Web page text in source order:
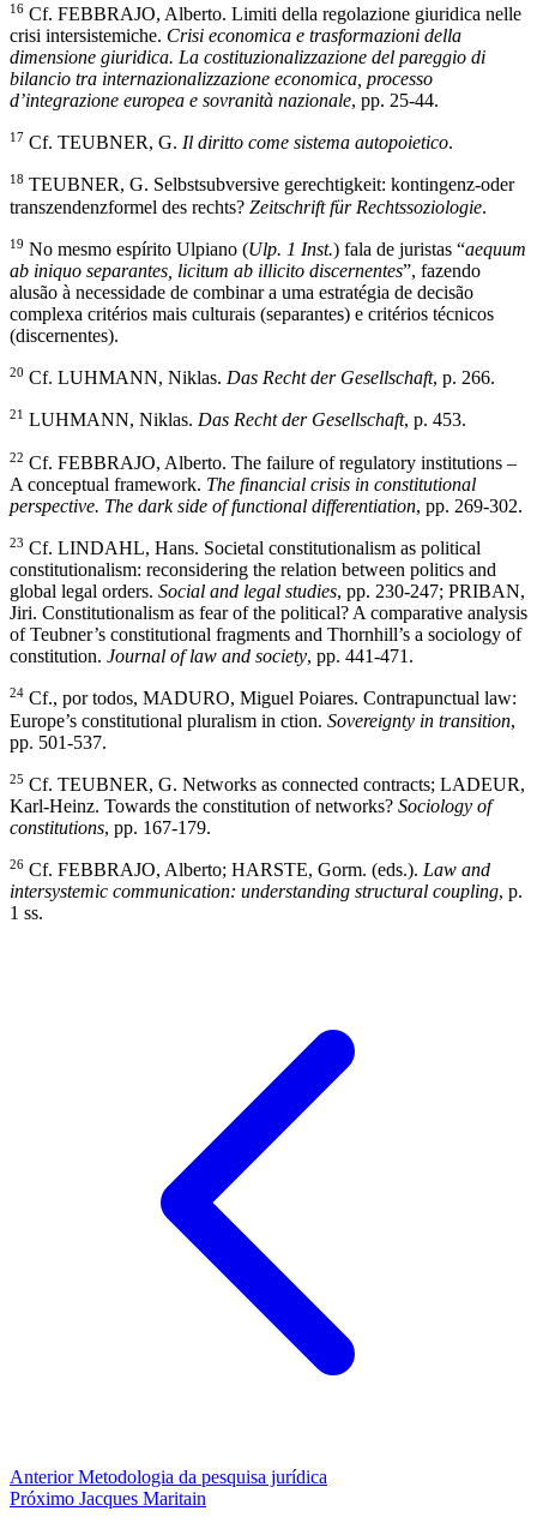
16 Cf. FEBBRAJO, Alberto. Limiti della regolazione giuridica nelle
crisi intersistemiche. Crisi economica e trasformazioni della
dimensione giuridica. La costituzionalizzazione del pareggio di
bilancio tra internazionalizzazione economica, processo
d’integrazione europea e sovranità nazionale, pp. 25-44.
17 Cf. TEUBNER, G. Il diritto come sistema autopoietico.
18 TEUBNER, G. Selbstsubversive gerechtigkeit: kontingenz-oder
transzendenzformel des rechts? Zeitschrift für Rechtssoziologie.
19 No mesmo espírito Ulpiano (Ulp. 1 Inst.) fala de juristas “aequum
ab iniquo separantes, licitum ab illicito discernentes”, fazendo
alusão à necessidade de combinar a uma estratégia de decisão
complexa critérios mais culturais (separantes) e critérios técnicos
(discernentes).
20 Cf. LUHMANN, Niklas. Das Recht der Gesellschaft, p. 266.
21 LUHMANN, Niklas. Das Recht der Gesellschaft, p. 453.
22 Cf. FEBBRAJO, Alberto. The failure of regulatory institutions –
A conceptual framework. The financial crisis in constitutional
perspective. The dark side of functional differentiation, pp. 269-302.
23 Cf. LINDAHL, Hans. Societal constitutionalism as political
constitutionalism: reconsidering the relation between politics and
global legal orders. Social and legal studies, pp. 230-247; PRIBAN,
Jiri. Constitutionalism as fear of the political? A comparative analysis
of Teubner’s constitutional fragments and Thornhill’s a sociology of
constitution. Journal of law and society, pp. 441-471.
24 Cf., por todos, MADURO, Miguel Poiares. Contrapunctual law:
Europe’s constitutional pluralism in ction. Sovereignty in transition,
pp. 501-537.
25 Cf. TEUBNER, G. Networks as connected contracts; LADEUR,
Karl-Heinz. Towards the constitution of networks? Sociology of
constitutions, pp. 167-179.
26 Cf. FEBBRAJO, Alberto; HARSTE, Gorm. (eds.). Law and
intersystemic communication: understanding structural coupling, p.
1 ss.
Anterior Metodologia da pesquisa jurídica
Próximo Jacques Maritain